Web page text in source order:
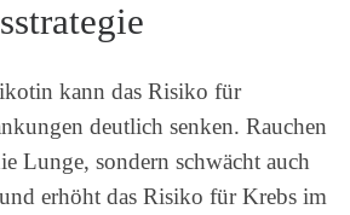
kann das Risiko für
deutlich senken. Rauchen
Lunge, sondern schwächt auch
erhöht das Risiko für Krebs im